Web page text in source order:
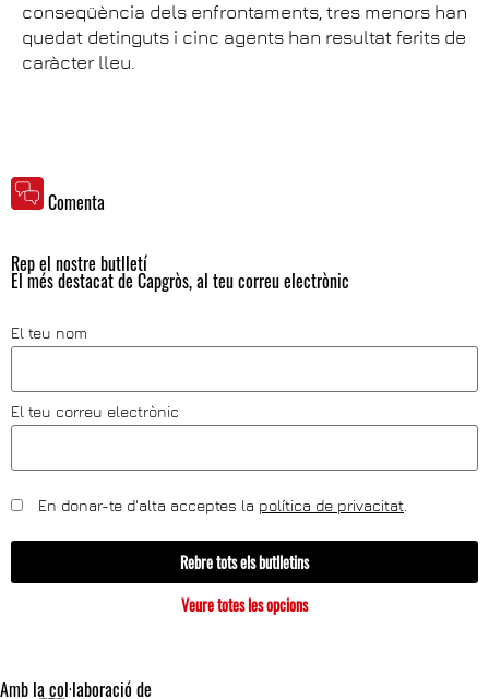
conseqüència dels enfrontaments, tres menors han
quedat detinguts i cinc agents han resultat ferits de
caràcter lleu.
Comenta
Rep el nostre butlletí
El més destacat de Capgròs, al teu correu electrònic
El teu nom
El teu correu electrònic
En donar-te d'alta acceptes la política de privacitat
Rebre tots els butlletins
Veure totes les opcions
Amb la col·laboració de